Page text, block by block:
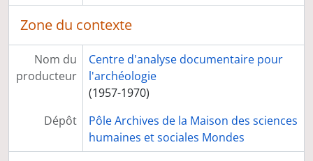
Zone du contexte
Nom du
producteur
Centre d'analyse documentaire pour
l'archéologie
(1957-1970)
Dépôt
Pôle Archives de la Maison des sciences
humaines et sociales Mondes